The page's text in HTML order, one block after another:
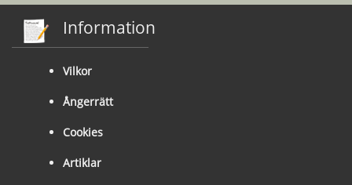
Information
Vilkor
Ångerrätt
Cookies
Artiklar